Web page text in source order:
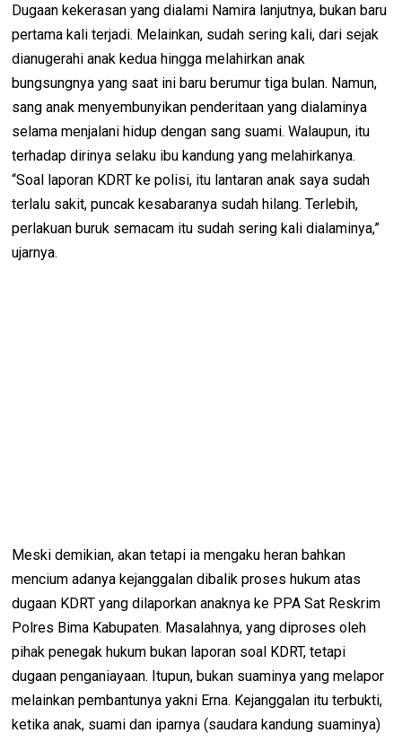
Dugaan kekerasan yang dialami Namira lanjutnya, bukan baru
pertama kali terjadi. Melainkan, sudah sering kali, dari sejak
dianugerahi anak kedua hingga melahirkan anak
bungsungnya yang saat ini baru berumur tiga bulan. Namun,
sang anak menyembunyikan penderitaan yang dialaminya
selama menjalani hidup dengan sang suami. Walaupun, itu
terhadap dirinya selaku ibu kandung yang melahirkanya.
“Soal laporan KDRT ke polisi, itu lantaran anak saya sudah
terlalu sakit, puncak kesabaranya sudah hilang. Terlebih,
perlakuan buruk semacam itu sudah sering kali dialaminya,”
ujarnya.
Meski demikian, akan tetapi ia mengaku heran bahkan
mencium adanya kejanggalan dibalik proses hukum atas
dugaan KDRT yang dilaporkan anaknya ke PPA Sat Reskrim
Polres Bima Kabupaten. Masalahnya, yang diproses oleh
pihak penegak hukum bukan laporan soal KDRT, tetapi
dugaan penganiayaan. Itupun, bukan suaminya yang melapor
melainkan pembantunya yakni Erna. Kejanggalan itu terbukti,
ketika anak, suami dan iparnya (saudara kandung suaminya)